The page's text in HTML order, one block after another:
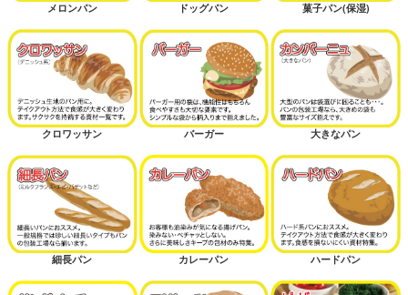
メロンパン ドッグパン 菓子パン(保湿)
クロワッサン バーガー 大きなパン
細長パン カレーパン ハードパン